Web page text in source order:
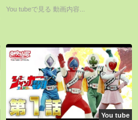
You tubeで見る 動画内容...
You tube